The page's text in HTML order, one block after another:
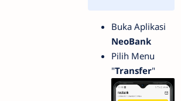
Buka Aplikasi
NeoBank
Pilih Menu
"Transfer"